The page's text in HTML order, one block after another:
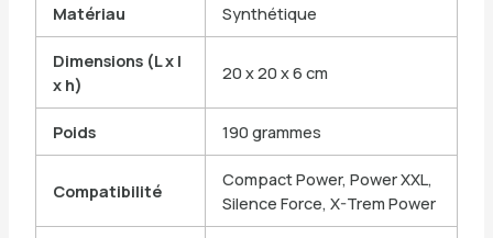
Matériau Synthétique
Dimensions (L x l
x h)
20 x 20 x 6 cm
Poids 190 grammes
Compatibilité
Compact Power, Power XXL,
Silence Force, X-Trem Power